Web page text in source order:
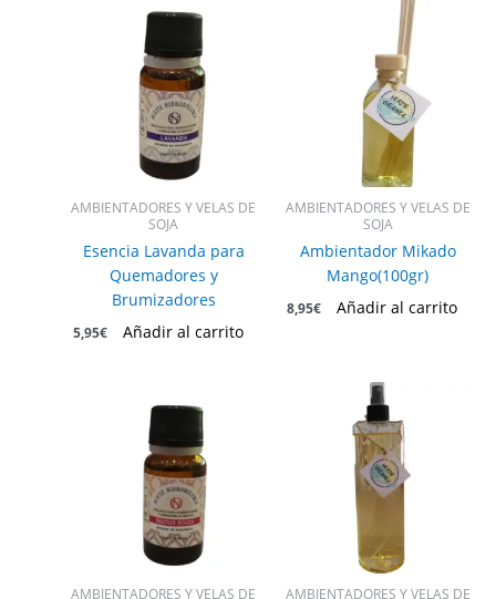
AMBIENTADORES Y VELAS DE
SOJA
Esencia Lavanda para
Quemadores y
Brumizadores
5,95€ Añadir al carrito
AMBIENTADORES Y VELAS DE
SOJA
Ambientador Mikado
Mango(100gr)
8,95€ Añadir al carrito
AMBIENTADORES Y VELAS DE AMBIENTADORES Y VELAS DE